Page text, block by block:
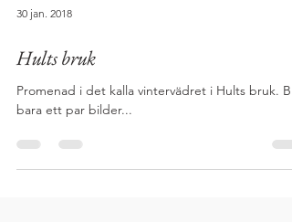
30 jan. 2018
Hults bruk
bara ett par bilder...